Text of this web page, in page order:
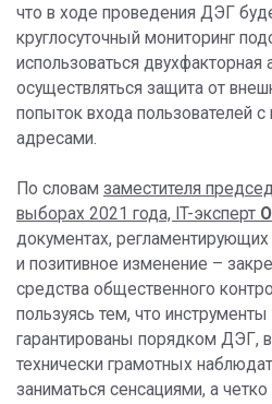
что в ходе проведения ДЭГ
круглосуточный мониторинг
использоваться двухфакторная
осуществляться защита от
попыток входа пользователей
адресами.
По словам заместителя
выборах 2021 года, IT-эксперт
документах,
и позитивное изменение –
средства общественного
пользуясь тем, что
гарантированы порядком ДЭГ, в
технически грамотных
заниматься сенсациями, а